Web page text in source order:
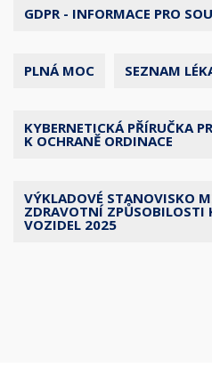
GDPR - INFORMACE PRO
PLNÁ MOC SEZNAM
KYBERNETICKÁ PŘÍRUČKA
K OCHRANĚ ORDINACE
VÝKLADOVÉ STANOVISKO
ZDRAVOTNÍ ZPŮSOBILOSTI
VOZIDEL 2025